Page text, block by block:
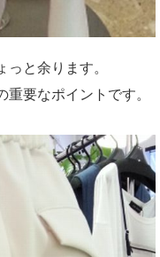
と余ります。
要なポイントです。